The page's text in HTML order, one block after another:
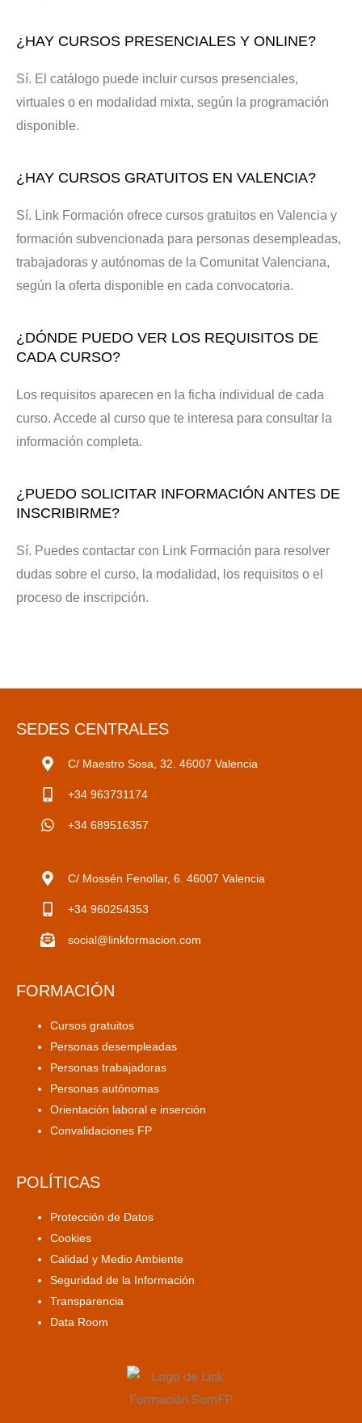
¿HAY CURSOS PRESENCIALES Y ONLINE?
Sí. El catálogo puede incluir cursos presenciales,
virtuales o en modalidad mixta, según la programación
disponible.
¿HAY CURSOS GRATUITOS EN VALENCIA?
Sí. Link Formación ofrece cursos gratuitos en Valencia y
formación subvencionada para personas desempleadas,
trabajadoras y autónomas de la Comunitat Valenciana,
según la oferta disponible en cada convocatoria.
¿DÓNDE PUEDO VER LOS REQUISITOS DE
CADA CURSO?
Los requisitos aparecen en la ficha individual de cada
curso. Accede al curso que te interesa para consultar la
información completa.
¿PUEDO SOLICITAR INFORMACIÓN ANTES DE
INSCRIBIRME?
Sí. Puedes contactar con Link Formación para resolver
dudas sobre el curso, la modalidad, los requisitos o el
proceso de inscripción.
SEDES CENTRALES
C/ Maestro Sosa, 32. 46007 Valencia
+34 963731174
+34 689516357
C/ Mossén Fenollar, 6. 46007 Valencia
+34 960254353
social@linkformacion.com
FORMACIÓN
Cursos gratuitos
Personas desempleadas
Personas trabajadoras
Personas autónomas
Orientación laboral e inserción
Convalidaciones FP
POLÍTICAS
Protección de Datos
Cookies
Calidad y Medio Ambiente
Seguridad de la Información
Transparencia
Data Room